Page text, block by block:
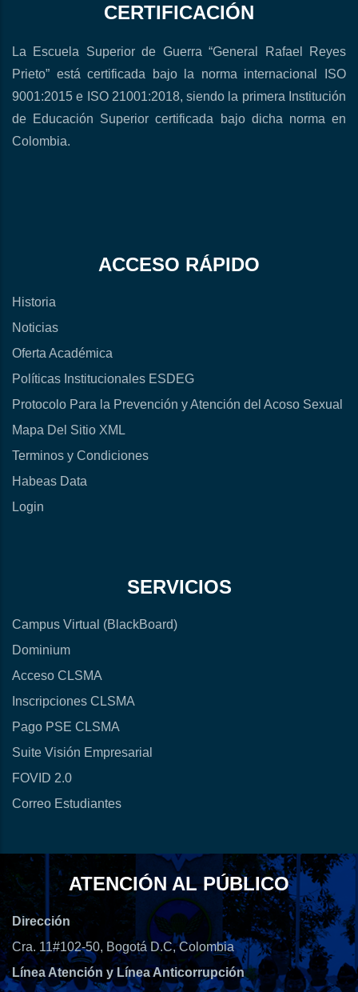
CERTIFICACIÓN
La Escuela Superior de Guerra “General Rafael Reyes
Prieto” está certificada bajo la norma internacional ISO
9001:2015 e ISO 21001:2018, siendo la primera Institución
de Educación Superior certificada bajo dicha norma en
Colombia.
ACCESO RÁPIDO
Historia
Noticias
Oferta Académica
Políticas Institucionales ESDEG
Protocolo Para la Prevención y Atención del Acoso Sexual
Mapa Del Sitio XML
Terminos y Condiciones
Habeas Data
Login
SERVICIOS
Campus Virtual (BlackBoard)
Dominium
Acceso CLSMA
Inscripciones CLSMA
Pago PSE CLSMA
Suite Visión Empresarial
FOVID 2.0
Correo Estudiantes
ATENCIÓN AL PÚBLICO
Dirección
Cra. 11#102-50, Bogotá D.C, Colombia
Línea Atención y Línea Anticorrupción